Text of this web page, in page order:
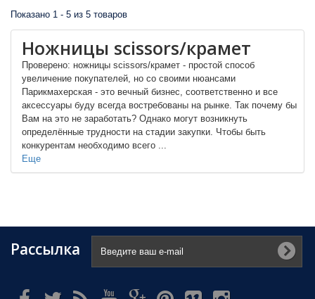
Показано 1 - 5 из 5 товаров
Ножницы scissors/крамет
Проверено: ножницы scissors/крамет - простой способ
увеличение покупателей, но со своими нюансами
Парикмахерская - это вечный бизнес, соответственно и все
аксессуары буду всегда востребованы на рынке. Так почему бы
Вам на это не заработать? Однако могут возникнуть
определённые трудности на стадии закупки. Чтобы быть
конкурентам необходимо всего ...
Еще
Рассылка